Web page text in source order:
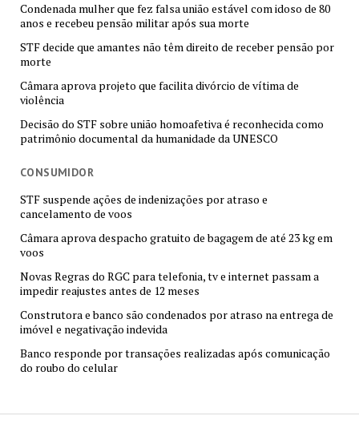
Condenada mulher que fez falsa união estável com idoso de 80
anos e recebeu pensão militar após sua morte
STF decide que amantes não têm direito de receber pensão por
morte
Câmara aprova projeto que facilita divórcio de vítima de
violência
Decisão do STF sobre união homoafetiva é reconhecida como
patrimônio documental da humanidade da UNESCO
CONSUMIDOR
STF suspende ações de indenizações por atraso e
cancelamento de voos
Câmara aprova despacho gratuito de bagagem de até 23 kg em
voos
Novas Regras do RGC para telefonia, tv e internet passam a
impedir reajustes antes de 12 meses
Construtora e banco são condenados por atraso na entrega de
imóvel e negativação indevida
Banco responde por transações realizadas após comunicação
do roubo do celular